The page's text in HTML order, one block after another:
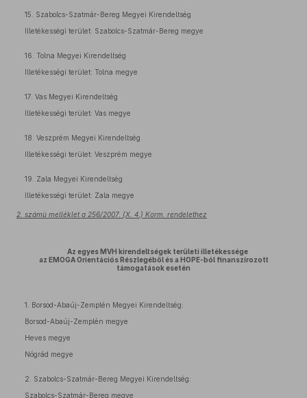
15. Szabolcs-Szatmár-Bereg Megyei Kirendeltség
Illetékességi terület: Szabolcs-Szatmár-Bereg megye
16. Tolna Megyei Kirendeltség
Illetékességi terület: Tolna megye
17. Vas Megyei Kirendeltség
Illetékességi terület: Vas megye
18. Veszprém Megyei Kirendeltség
Illetékességi terület: Veszprém megye
19. Zala Megyei Kirendeltség
Illetékességi terület: Zala megye
2. számú melléklet a 256/2007. (X. 4.) Korm. rendelethez
Az egyes MVH kirendeltségek területi illetékessége
az EMOGA Orientációs Részlegéből és a HOPE-ból finanszírozott
támogatások esetén
1. Borsod-Abaúj-Zemplén Megyei Kirendeltség:
Borsod-Abaúj-Zemplén megye
Heves megye
Nógrád megye
2. Szabolcs-Szatmár-Bereg Megyei Kirendeltség:
Szabolcs-Szatmár-Bereg megye